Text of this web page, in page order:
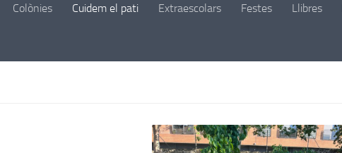
Colònies Cuidem el pati Extraescolars Festes Llibres